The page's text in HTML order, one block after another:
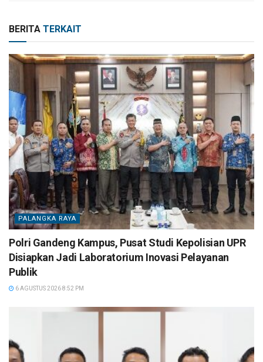
BERITA TERKAIT
PALANGKA RAYA
Polri Gandeng Kampus, Pusat Studi Kepolisian UPR
Disiapkan Jadi Laboratorium Inovasi Pelayanan
Publik
6 AGUSTUS 2026 8:52 PM